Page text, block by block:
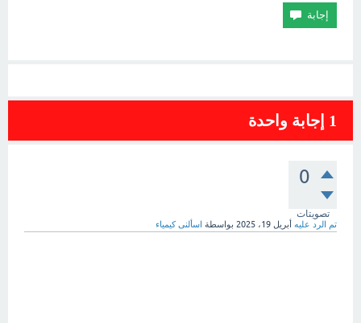
1 إجابة واحدة
0
تصويتات
تم الرد عليه أبريل 19، 2025 بواسطة اسألنى كيمياء